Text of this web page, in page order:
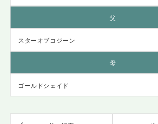
父
スターオブコジーン
母
ゴールドシェイド